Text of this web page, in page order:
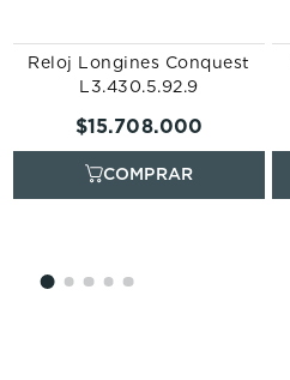
Reloj Longines Conquest
L3.430.5.92.9
$15.708.000